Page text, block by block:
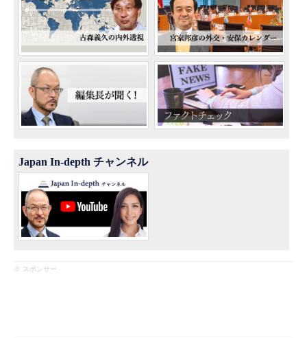
Japan In-depth チャンネル
※ スポンサー